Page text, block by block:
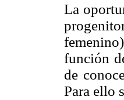
La
función
de
Para ello